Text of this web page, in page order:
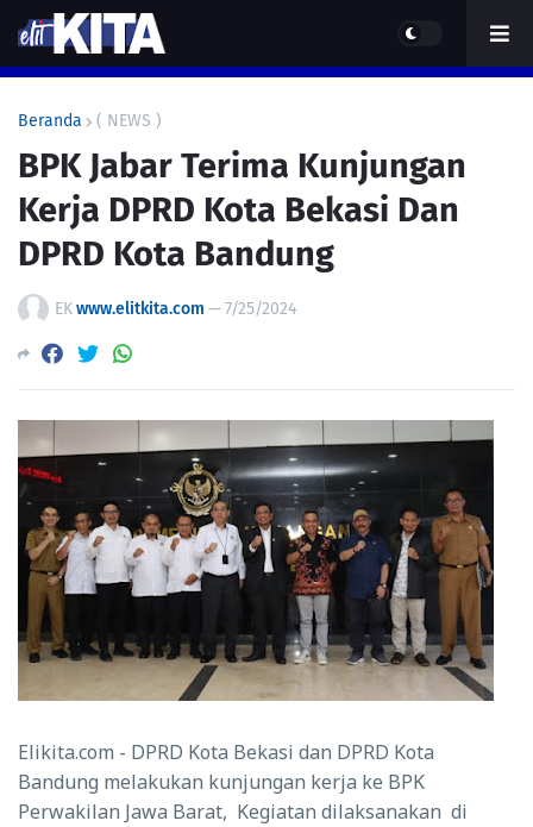
Beranda ( NEWS )
BPK Jabar Terima Kunjungan
Kerja DPRD Kota Bekasi Dan
DPRD Kota Bandung
EKwww.elitkita.com —7/25/2024
Elikita.com - DPRD Kota Bekasi dan DPRD Kota
Bandung melakukan kunjungan kerja ke BPK
Perwakilan Jawa Barat, Kegiatan dilaksanakan di